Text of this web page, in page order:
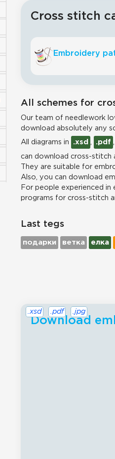
Cross stitch
Embroidery
All schemes for
Our team of needlework
download absolutely any
All diagrams in .xsd .pdf
can download cross-stitch
They are suitable for
Also, you can download
For people experienced in
programs for cross-stitch
Last tegs
подарки ветка елка
Download
.xsd .pdf .jpg